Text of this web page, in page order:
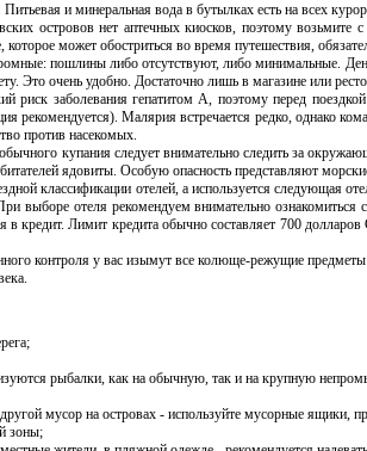
и минеральная вода в бутылках есть на всех
островов нет аптечных киосков, поэтому
которое может обостриться во время путешествия,
пошлины либо отсутствуют, либо минимальные.
Это очень удобно. Достаточно лишь в магазине или
риск заболевания гепатитом А, поэтому перед
рекомендуется). Малярия встречается редко, однако
против насекомых.
купания следует внимательно следить за
ядовиты. Особую опасность представляют
классификации отелей, а используется следующая
выборе отеля рекомендуем внимательно
в кредит. Лимит кредита обычно составляет 700
контроля у вас изымут все колюще-режущие
рыбалки, как на обычную, так и на крупную
мусор на островах - используйте мусорные ящики,
зоны;